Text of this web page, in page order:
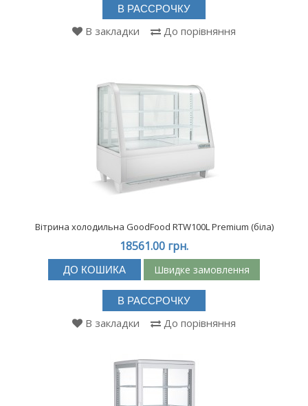
В РАССРОЧКУ
В закладки До порівняння
Вітрина холодильна GoodFood RTW100L Premium (біла)
18561.00 грн.
ДО КОШИКА Швидке замовлення
В РАССРОЧКУ
В закладки До порівняння